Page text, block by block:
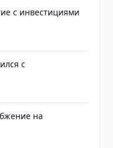
с инвестициями
с
на